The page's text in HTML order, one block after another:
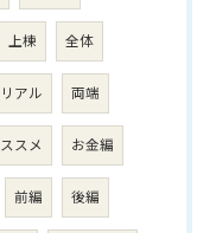
上棟 全体
リアル 両端
ススメ お金編
前編 後編